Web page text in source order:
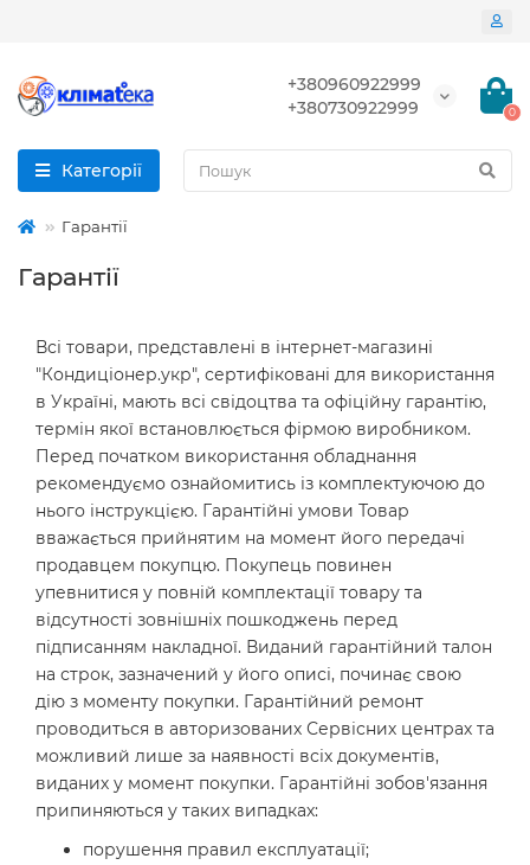
+380960922999
+380730922999
0
Категорії
Гарантії
Гарантії
Всі товари, представлені в інтернет-магазині
"Кондиціонер.укр", сертифіковані для використання
в Україні, мають всі свідоцтва та офіційну гарантію,
термін якої встановлюється фірмою виробником.
Перед початком використання обладнання
рекомендуємо ознайомитись із комплектуючою до
нього інструкцією. Гарантійні умови Товар
вважається прийнятим на момент його передачі
продавцем покупцю. Покупець повинен
упевнитися у повній комплектації товару та
відсутності зовнішніх пошкоджень перед
підписанням накладної. Виданий гарантійний талон
на строк, зазначений у його описі, починає свою
дію з моменту покупки. Гарантійний ремонт
проводиться в авторизованих Сервісних центрах та
можливий лише за наявності всіх документів,
виданих у момент покупки. Гарантійні зобов'язання
припиняються у таких випадках:
порушення правил експлуатації;